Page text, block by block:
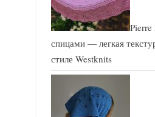
спицами — легкая
стиле Westknits